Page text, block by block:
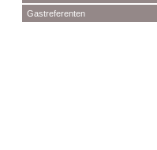
Gastreferenten